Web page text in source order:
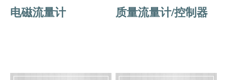
电磁流量计 质量流量计/控制器